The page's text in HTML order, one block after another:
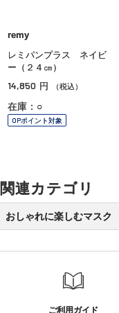
remy
レミパンプラス ネイビ
ー（２４㎝）
14,850 円 （税込）
在庫：○
OPポイント対象
関連カテゴリ
おしゃれに楽しむマスク
ご利用ガイド